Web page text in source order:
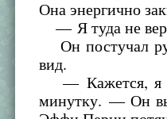
Она энергично
— Я туда не
Он постучал
вид.
— Кажется, я
минутку. — Он